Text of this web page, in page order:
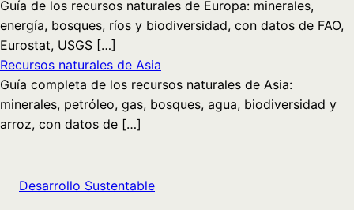
Guía de los recursos naturales de Europa: minerales,
energía, bosques, ríos y biodiversidad, con datos de FAO,
Eurostat, USGS […]
Recursos naturales de Asia
Guía completa de los recursos naturales de Asia:
minerales, petróleo, gas, bosques, agua, biodiversidad y
arroz, con datos de […]
Desarrollo Sustentable